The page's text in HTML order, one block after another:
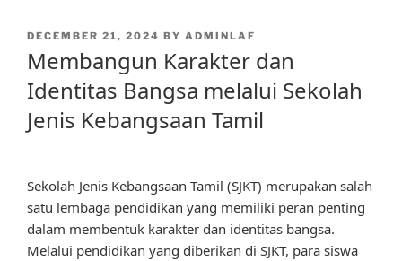
POSTED
DECEMBER 21, 2024 BY ADMINLAF
Membangun Karakter dan
Identitas Bangsa melalui Sekolah
Jenis Kebangsaan Tamil
Sekolah Jenis Kebangsaan Tamil (SJKT) merupakan salah
satu lembaga pendidikan yang memiliki peran penting
dalam membentuk karakter dan identitas bangsa.
Melalui pendidikan yang diberikan di SJKT, para siswa